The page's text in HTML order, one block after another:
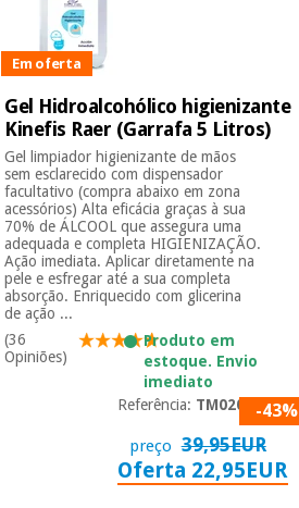
Em oferta
Gel Hidroalcohólico higienizante
Kinefis Raer (Garrafa 5 Litros)
Gel limpiador higienizante de mãos
sem esclarecido com dispensador
facultativo (compra abaixo em zona
acessórios) Alta eficácia graças à sua
70% de ÁLCOOL que assegura uma
adequada e completa HIGIENIZAÇÃO.
Ação imediata. Aplicar diretamente na
pele e esfregar até a sua completa
absorção. Enriquecido com glicerina
de ação ...
(36
Opiniões)
Produto em
estoque. Envio
imediato
Referência: TM02092-43%
preço 39,95EUR
Oferta 22,95EUR